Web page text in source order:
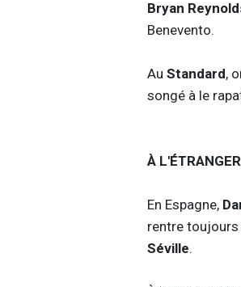
Bryan
Benevento.
Au Standard,
songé à le
À L'ÉTRANGER
En Espagne,
rentre toujours
Séville.